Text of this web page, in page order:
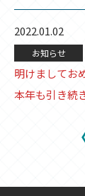
2022.01.02
お知らせ
明けましてお
本年も引き続